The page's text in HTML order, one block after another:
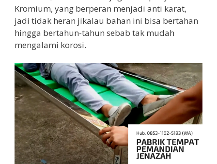
Kromium, yang berperan menjadi anti karat,
jadi tidak heran jikalau bahan ini bisa bertahan
hingga bertahun-tahun sebab tak mudah
mengalami korosi.